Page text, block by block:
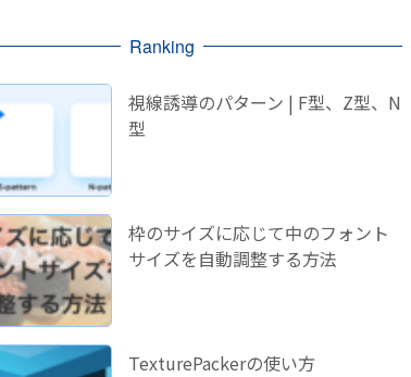
Ranking
視線誘導のパターン | F型、Z型、N
型
枠のサイズに応じて中のフォント
サイズを自動調整する方法
TexturePackerの使い方